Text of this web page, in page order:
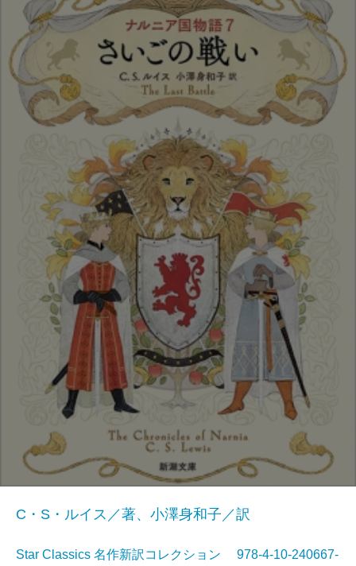
C・S・ルイス／著、小澤身和子／訳
Star Classics 名作新訳コレクション 978-4-10-240667-